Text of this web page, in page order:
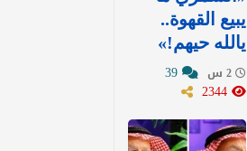
يبيع القهوة..
يالله حيهم!»